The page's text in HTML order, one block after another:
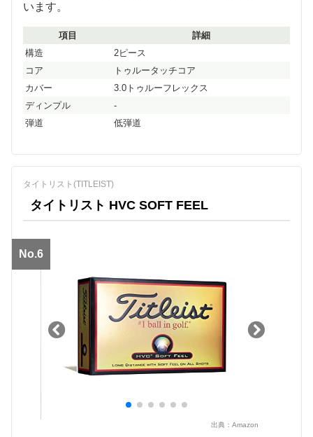
います。
項目
詳細
構造
2ピース
コア
トゥルータッチコア
カバー
3.0トゥルーフレックス
ディンプル
-
弾道
低弾道
タイトリスト(TITLEIST)
タイトリスト HVC SOFT FEEL
No.6
出典： Amazon